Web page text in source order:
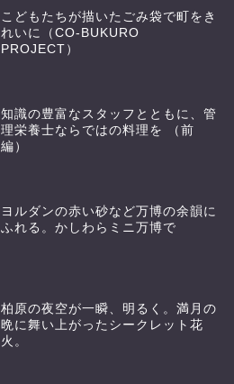
こどもたちが描いたごみ袋で町をき
れいに（CO-BUKURO
PROJECT）
知識の豊富なスタッフとともに、管
理栄養士ならではの料理を （前
編）
ヨルダンの赤い砂など万博の余韻に
ふれる。かしわらミニ万博で
柏原の夜空が一瞬、明るく。満月の
晩に舞い上がったシークレット花
火。